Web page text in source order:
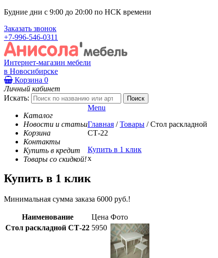
Будние дни с 9:00 до 20:00 по НСК времени
Заказать звонок
+7-996-546-0311
Интернет-магазин мебели
в Новосибирске
Корзина 0
Личный кабинет
Искать:
Каталог
Новости и статьи
Корзина
Контакты
Купить в кредит
Товары со скидкой!
Menu
Главная / Товары / Стол раскладной
СТ-22
Купить в 1 клик
x
Купить в 1 клик
Минимальная сумма заказа 6000 руб.!
Наименование Цена Фото
Стол раскладной СТ-22 5950